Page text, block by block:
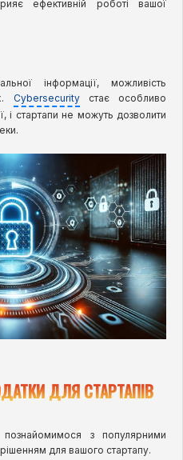
ефективній роботі вашої
інформації, можливість
Cybersecurityстає особливо
і стартапи не можуть дозволити
ДЛЯ СТАРТАПІВ
з популярними
для вашого стартапу.